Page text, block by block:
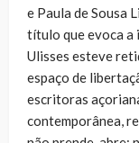
e Paula de Sousa
título que evoca a
Ulisses esteve
espaço de
escritoras
contemporânea,